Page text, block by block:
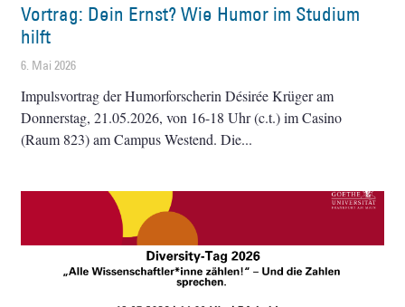
Vortrag: Dein Ernst? Wie Humor im Studium
hilft
6. Mai 2026
Impulsvortrag der Humorforscherin Désirée Krüger am
Donnerstag, 21.05.2026, von 16-18 Uhr (c.t.) im Casino
(Raum 823) am Campus Westend. Die